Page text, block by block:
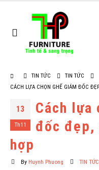
TIN TỨC
TIN TỨC
CÁCH LỰA CHỌN GHẾ GIÁM ĐỐC
13
Th11
Cách lựa
đốc đẹp,
hợp
By Huynh Phuong TIN TỨC